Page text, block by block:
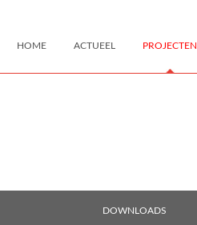
HOME ACTUEEL PROJECTEN
DOWNLOADS